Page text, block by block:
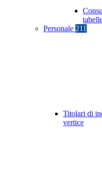
Personale 211
Titolari di
vertice